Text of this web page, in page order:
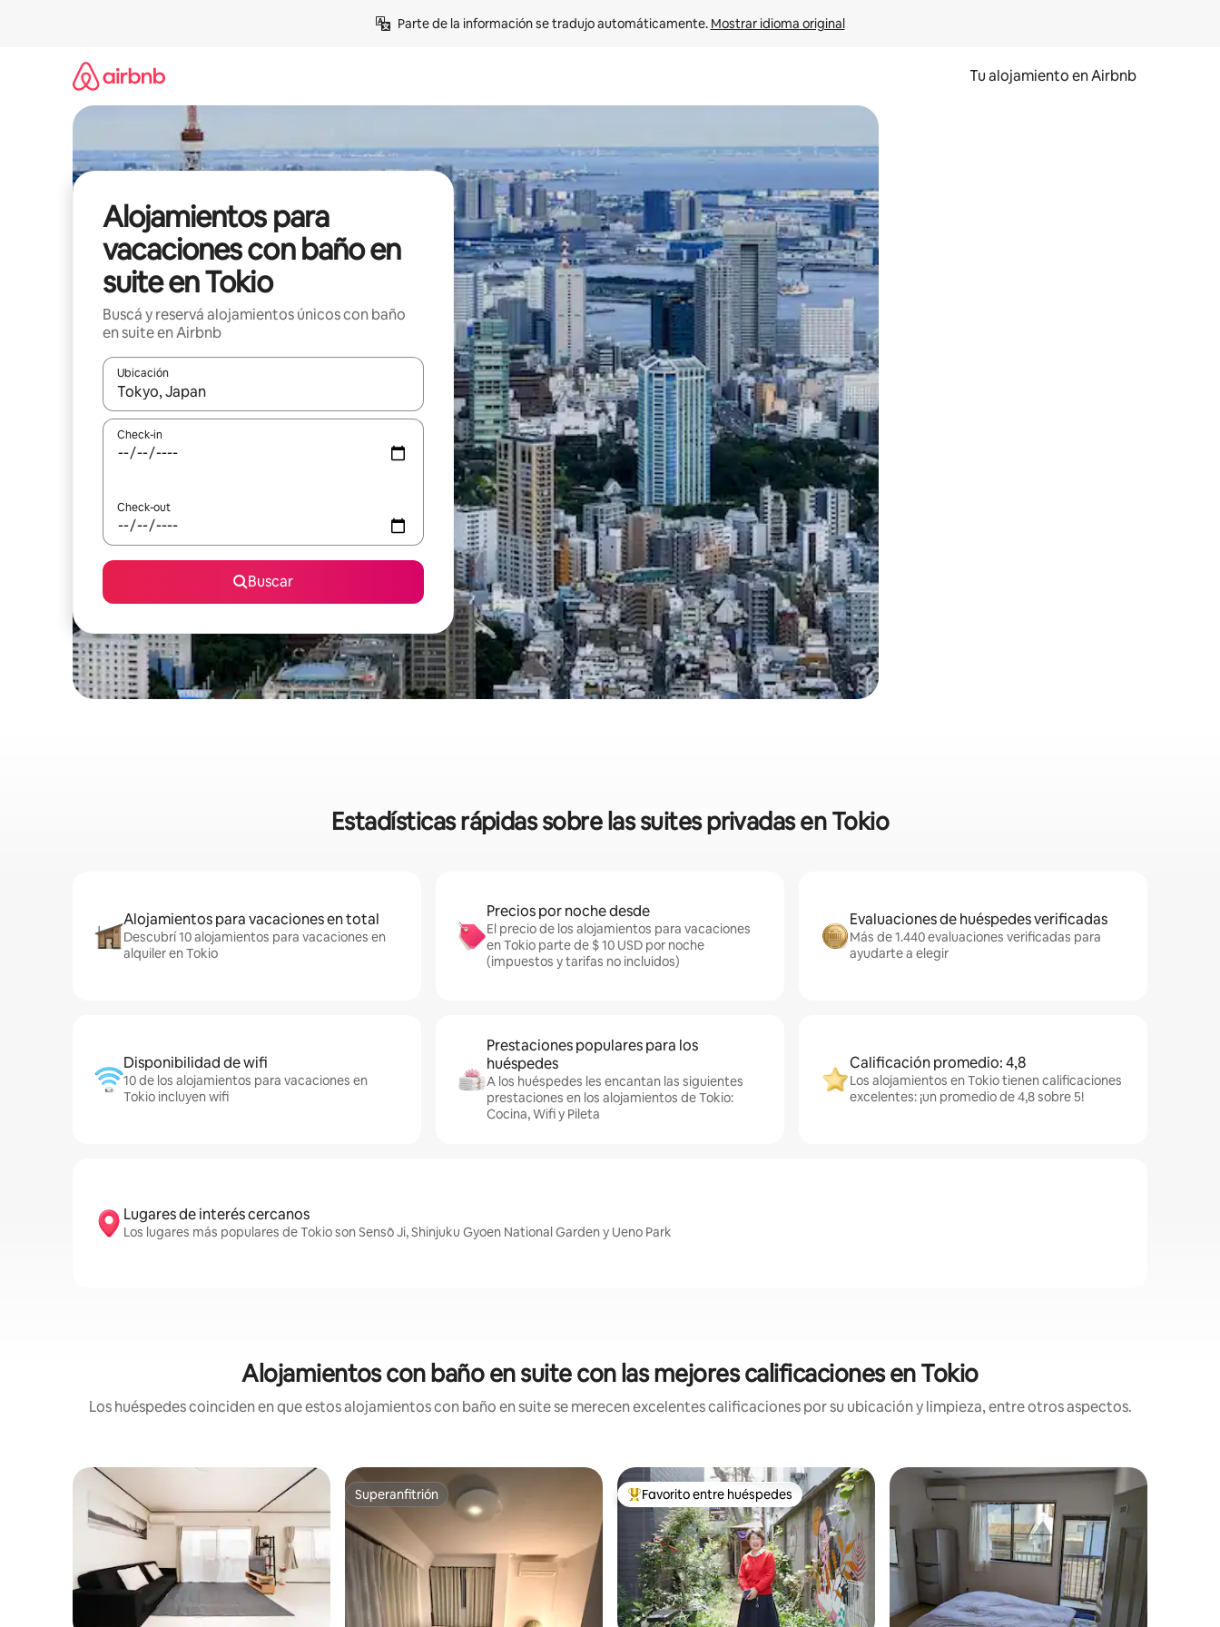
Parte de la información se tradujo automáticamente. Mostrar idioma original
Tu alojamiento en Airbnb
Alojamientos para
vacaciones con baño en
suite en Tokio
Buscá y reservá alojamientos únicos con baño
en suite en Airbnb
Ubicación
Cuando los resultados estén disponibles, navegá con las teclas de flecha hacia arriba y hacia abajo o explorá deslizando el dedo.
Check-in
Check-out
Buscar
Estadísticas rápidas sobre las suites privadas en Tokio
Alojamientos para vacaciones en total
Descubrí 10 alojamientos para vacaciones en
alquiler en Tokio
Precios por noche desde
El precio de los alojamientos para vacaciones
en Tokio parte de $ 10 USD por noche
(impuestos y tarifas no incluidos)
Evaluaciones de huéspedes verificadas
Más de 1.440 evaluaciones verificadas para
ayudarte a elegir
Disponibilidad de wifi
10 de los alojamientos para vacaciones en
Tokio incluyen wifi
Prestaciones populares para los
huéspedes
A los huéspedes les encantan las siguientes
prestaciones en los alojamientos de Tokio:
Cocina, Wifi y Pileta
Calificación promedio: 4,8
Los alojamientos en Tokio tienen calificaciones
excelentes: ¡un promedio de 4,8 sobre 5!
Lugares de interés cercanos
Los lugares más populares de Tokio son Sensō Ji, Shinjuku Gyoen National Garden y Ueno Park
Alojamientos con baño en suite con las mejores calificaciones en Tokio
Los huéspedes coinciden en que estos alojamientos con baño en suite se merecen excelentes calificaciones por su ubicación y limpieza, entre otros aspectos.
Superanfitrión
Superanfitrión Favorito entre los huéspedes más destacados
Favorito entre huéspedes